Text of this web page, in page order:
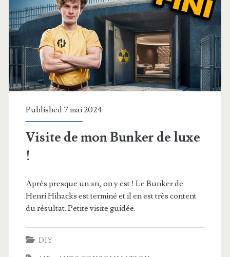
Published 7 mai 2024
Visite de mon Bunker de luxe
!
Après presque un an, on y est ! Le Bunker de
Henri Hihacks est terminé et il en est très content
du résultat. Petite visite guidée.
DIY